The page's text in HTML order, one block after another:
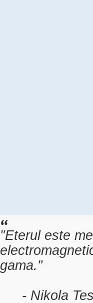
"Eterul este
gama."
- Nikola